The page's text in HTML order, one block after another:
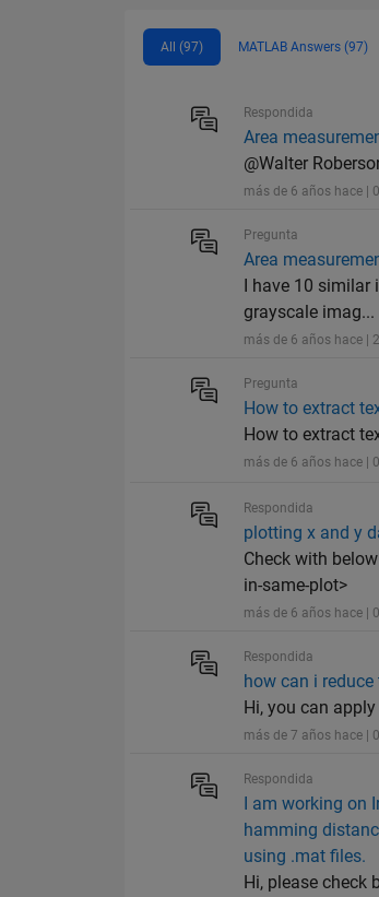
All (97) MATLAB Answers (97)
Respondida
Area
@Walter
más de 6 años hace | 0
Pregunta
Area
I have 10
grayscale imag...
más de 6 años hace |
Pregunta
How to extract
How to extract
más de 6 años hace |
Respondida
plotting x and y
Check with
in-same-plot>
más de 6 años hace | 0
Respondida
how can i
Hi, you can
más de 7 años hace | 0
Respondida
I am working
hamming
using .mat files.
Hi, please